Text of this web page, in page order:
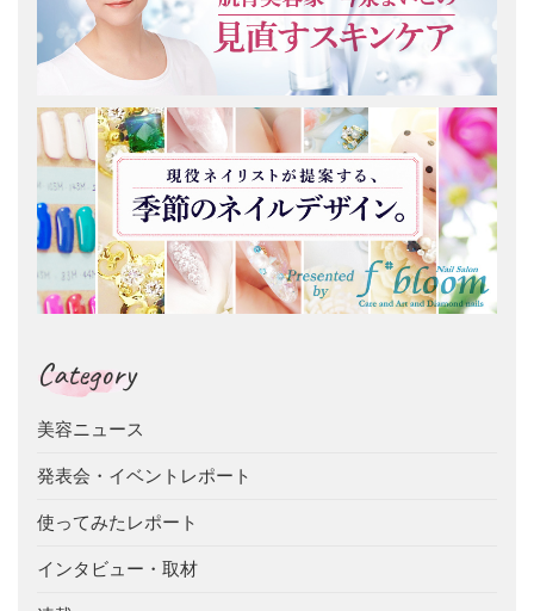
Category
美容ニュース
発表会・イベントレポート
使ってみたレポート
インタビュー・取材